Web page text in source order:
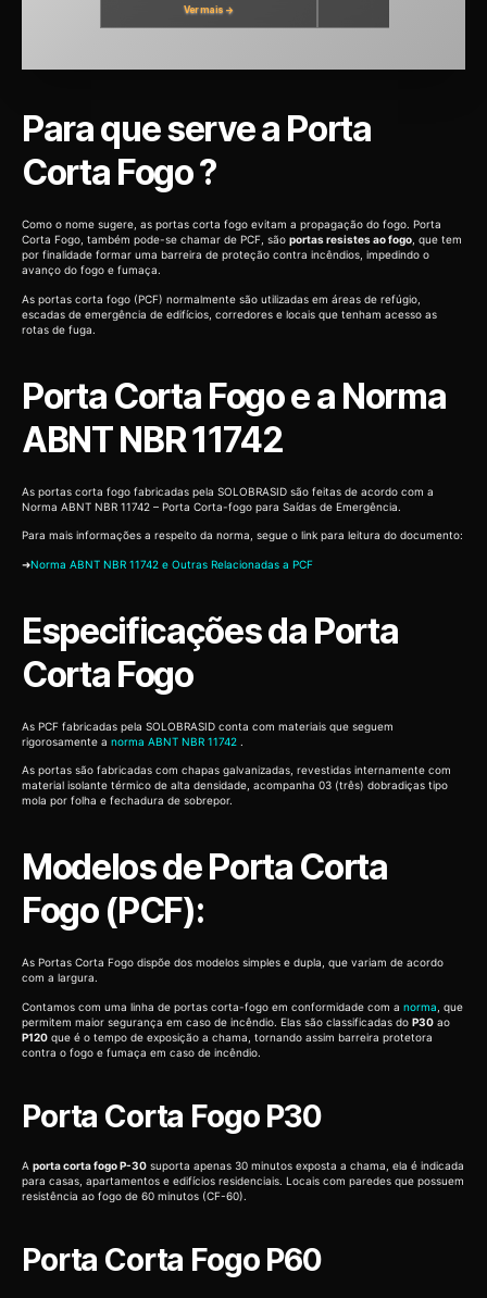
Ver mais →
Para que serve a Porta
Corta Fogo ?
Como o nome sugere, as portas corta fogo evitam a propagação do fogo. Porta
Corta Fogo, também pode-se chamar de PCF, são portas resistes ao fogo , que tem
por finalidade formar uma barreira de proteção contra incêndios, impedindo o
avanço do fogo e fumaça.
As portas corta fogo (PCF) normalmente são utilizadas em áreas de refúgio,
escadas de emergência de edifícios, corredores e locais que tenham acesso as
rotas de fuga.
Porta Corta Fogo e a Norma
ABNT NBR 11742
As portas corta fogo fabricadas pela SOLOBRASID são feitas de acordo com a
Norma ABNT NBR 11742 – Porta Corta-fogo para Saídas de Emergência.
Para mais informações a respeito da norma, segue o link para leitura do documento:
➜Norma ABNT NBR 11742 e Outras Relacionadas a PCF
Especificações da Porta
Corta Fogo
As PCF fabricadas pela SOLOBRASID conta com materiais que seguem
rigorosamente a norma ABNT NBR 11742 .
As portas são fabricadas com chapas galvanizadas, revestidas internamente com
material isolante térmico de alta densidade, acompanha 03 (três) dobradiças tipo
mola por folha e fechadura de sobrepor.
Modelos de Porta Corta
Fogo (PCF):
As Portas Corta Fogo dispõe dos modelos simples e dupla, que variam de acordo
com a largura.
Contamos com uma linha de portas corta-fogo em conformidade com a norma , que
permitem maior segurança em caso de incêndio. Elas são classificadas do P30 ao
P120 que é o tempo de exposição a chama, tornando assim barreira protetora
contra o fogo e fumaça em caso de incêndio.
Porta Corta Fogo P30
A porta corta fogo P-30 suporta apenas 30 minutos exposta a chama, ela é indicada
para casas, apartamentos e edifícios residenciais. Locais com paredes que possuem
resistência ao fogo de 60 minutos (CF-60).
Porta Corta Fogo P60